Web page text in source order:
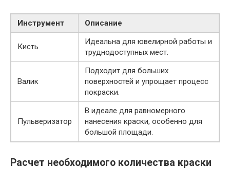
Инструмент Описание
Кисть
Идеальна для ювелирной работы и
труднодоступных мест.
Валик
Подходит для больших
поверхностей и упрощает процесс
покраски.
Пульверизатор
В идеале для равномерного
нанесения краски, особенно для
большой площади.
Расчет необходимого количества краски